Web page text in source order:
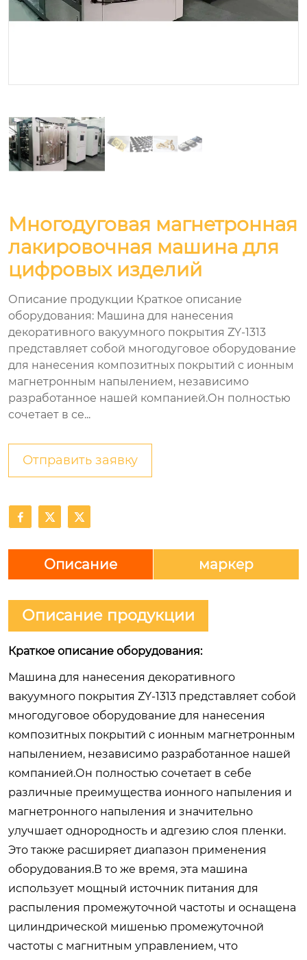
Многодуговая магнетронная
лакировочная машина для
цифровых изделий
Описание продукции Краткое описание
оборудования: Машина для нанесения
декоративного вакуумного покрытия ZY-1313
представляет собой многодуговое оборудование
для нанесения композитных покрытий с ионным
магнетронным напылением, независимо
разработанное нашей компанией.Он полностью
сочетает в се...
Отправить заявку
  
Описание маркер
Описание продукции
Краткое описание оборудования:
Машина для нанесения декоративного
вакуумного покрытия ZY-1313 представляет собой
многодуговое оборудование для нанесения
композитных покрытий с ионным магнетронным
напылением, независимо разработанное нашей
компанией.Он полностью сочетает в себе
различные преимущества ионного напыления и
магнетронного напыления и значительно
улучшает однородность и адгезию слоя пленки.
Это также расширяет диапазон применения
оборудования.В то же время, эта машина
использует мощный источник питания для
распыления промежуточной частоты и оснащена
цилиндрической мишенью промежуточной
частоты с магнитным управлением, что